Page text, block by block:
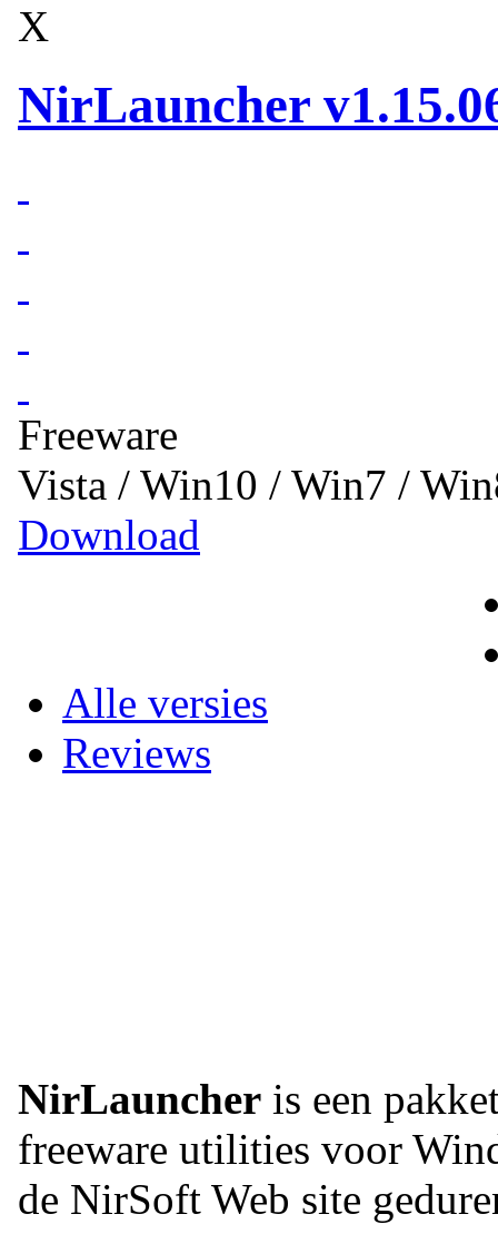
X
NirLauncher
Freeware
Vista / Win10 / Win7 /
Download
Alle versies
Reviews
NirLauncher is een
freeware utilities voor
de NirSoft Web site